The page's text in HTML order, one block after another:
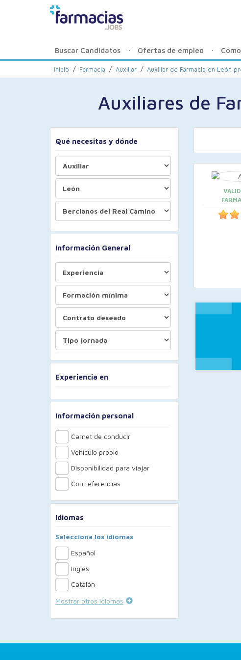
Buscar Candidatos Ofertas de empleo
Inicio / Farmacia / Auxiliar / Auxiliar de Farmacia en León
Auxiliares de
Qué necesitas y dónde
Información General
Experiencia en
Información personal
Carnet de conducir
Vehículo propio
Disponibilidad para viajar
Con referencias
Idiomas
Selecciona los idiomas
Español
Inglés
Catalán
Mostrar otros idiomas